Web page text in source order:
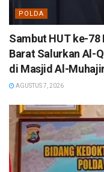
POLDA
Sambut HUT ke-78
Barat Salurkan Al-
di Masjid Al-
AGUSTUS 7, 2026